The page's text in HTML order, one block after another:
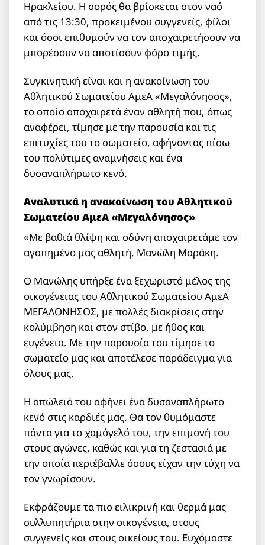
Ηρακλείου. Η σορός θα βρίσκεται στον ναό
από τις 13:30, προκειμένου συγγενείς, φίλοι
και όσοι επιθυμούν να τον αποχαιρετήσουν να
μπορέσουν να αποτίσουν φόρο τιμής.
Συγκινητική είναι και η ανακοίνωση του
Αθλητικού Σωματείου ΑμεΑ «Μεγαλόνησος»,
το οποίο αποχαιρετά έναν αθλητή που, όπως
αναφέρει, τίμησε με την παρουσία και τις
επιτυχίες του το σωματείο, αφήνοντας πίσω
του πολύτιμες αναμνήσεις και ένα
δυσαναπλήρωτο κενό.
Αναλυτικά η ανακοίνωση του Αθλητικού
Σωματείου ΑμεΑ «Μεγαλόνησος»
«Με βαθιά θλίψη και οδύνη αποχαιρετάμε τον
αγαπημένο μας αθλητή, Μανώλη Μαράκη.
Ο Μανώλης υπήρξε ένα ξεχωριστό μέλος της
οικογένειας του Αθλητικού Σωματείου ΑμεΑ
ΜΕΓΑΛΟΝΗΣΟΣ, με πολλές διακρίσεις στην
κολύμβηση και στον στίβο, με ήθος και
ευγένεια. Με την παρουσία του τίμησε το
σωματείο μας και αποτέλεσε παράδειγμα για
όλους μας.
Η απώλειά του αφήνει ένα δυσαναπλήρωτο
κενό στις καρδιές μας. Θα τον θυμόμαστε
πάντα για το χαμόγελό του, την επιμονή του
στους αγώνες, καθώς και για τη ζεστασιά με
την οποία περιέβαλλε όσους είχαν την τύχη να
τον γνωρίσουν.
Εκφράζουμε τα πιο ειλικρινή και θερμά μας
συλλυπητήρια στην οικογένεια, στους
συγγενείς και στους οικείους του. Ευχόμαστε